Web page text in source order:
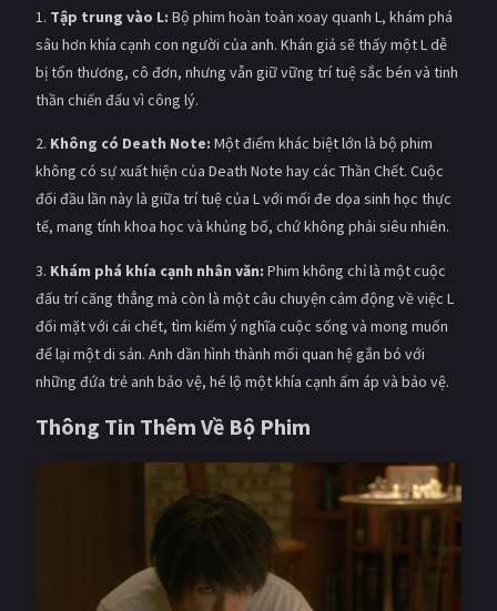
1. Tập trung vào L: Bộ phim hoàn toàn xoay quanh L, khám phá
sâu hơn khía cạnh con người của anh. Khán giả sẽ thấy một L dễ
bị tổn thương, cô đơn, nhưng vẫn giữ vững trí tuệ sắc bén và tinh
thần chiến đấu vì công lý.
2. Không có Death Note: Một điểm khác biệt lớn là bộ phim
không có sự xuất hiện của Death Note hay các Thần Chết. Cuộc
đối đầu lần này là giữa trí tuệ của L với mối đe dọa sinh học thực
tế, mang tính khoa học và khủng bố, chứ không phải siêu nhiên.
3. Khám phá khía cạnh nhân văn: Phim không chỉ là một cuộc
đấu trí căng thẳng mà còn là một câu chuyện cảm động về việc L
đối mặt với cái chết, tìm kiếm ý nghĩa cuộc sống và mong muốn
để lại một di sản. Anh dần hình thành mối quan hệ gắn bó với
những đứa trẻ anh bảo vệ, hé lộ một khía cạnh ấm áp và bảo vệ.
Thông Tin Thêm Về Bộ Phim